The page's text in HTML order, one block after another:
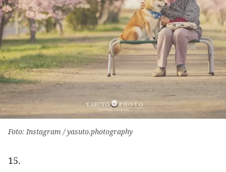
Foto: Instagram / yasuto.photography
15.